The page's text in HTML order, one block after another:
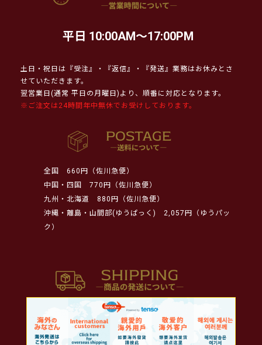
平日 10:00AM～17:00PM
土日・祝日は『受注』・『返信』・『発送』業務はお休みとさ
せていただきます。
翌営業日(通常 平日の月曜日)より、順番に対応となります。
※ご注文は24時間年中無休でお受けしております。
全国
660円（佐川急便）
中国・四国
770円（佐川急便）
九州・北海道
880円（佐川急便）
沖縄・離島・山間部(ゆうぱっく)
2,057円（ゆうパッ
ク）